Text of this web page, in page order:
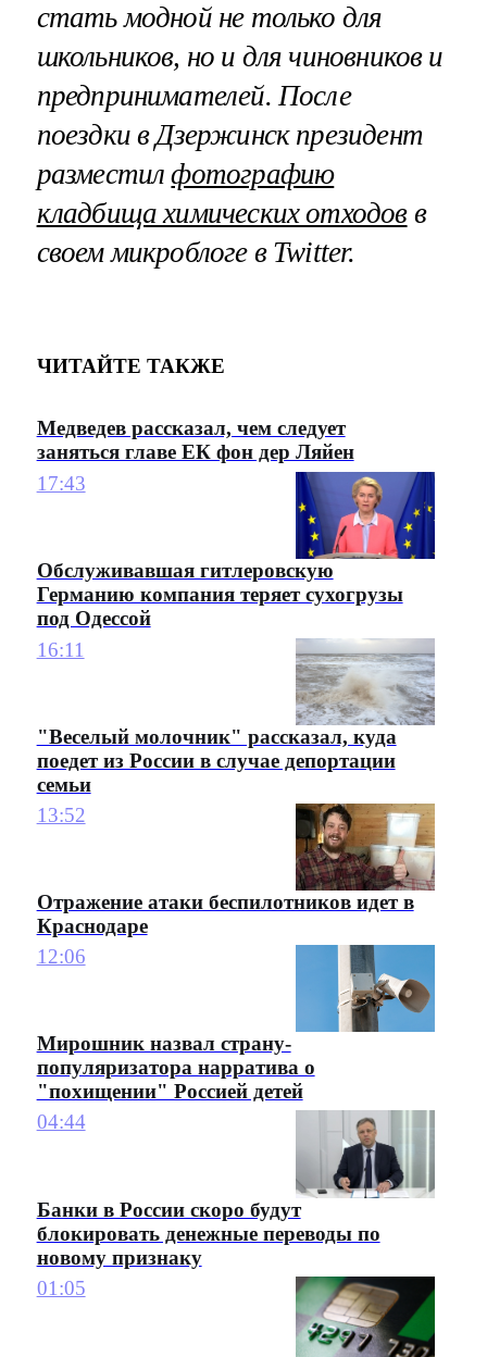
стать модной не только для
школьников, но и для чиновников и
предпринимателей. После
поездки в Дзержинск президент
разместилфотографию
кладбища химических отходовв
своем микроблоге в Twitter.
ЧИТАЙТЕ ТАКЖЕ
Медведев рассказал, чем следует
заняться главе ЕК фон дер Ляйен
17:43
Обслуживавшая гитлеровскую
Германию компания теряет сухогрузы
под Одессой
16:11
"Веселый молочник" рассказал, куда
поедет из России в случае депортации
семьи
13:52
Отражение атаки беспилотников идет в
Краснодаре
12:06
Мирошник назвал страну-
популяризатора нарратива о
"похищении" Россией детей
04:44
Банки в России скоро будут
блокировать денежные переводы по
новому признаку
01:05